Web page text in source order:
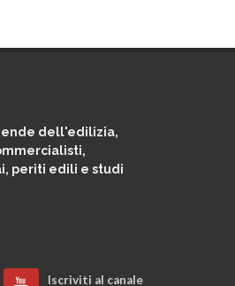
dell'edilizia,
periti edili e studi
Iscriviti al canale